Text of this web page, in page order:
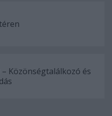
Közönségtalálkozó és